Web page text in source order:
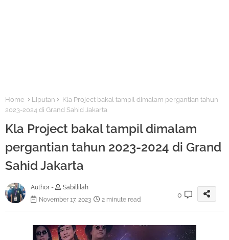
Home Liputan
Kla Project bakal tampil dimalam pergantian tahun
2023-2024 di Grand Sahid Jakarta
Kla Project bakal tampil dimalam
pergantian tahun 2023-2024 di Grand
Sahid Jakarta
Author -
Sabillilah
November 17, 2023
2 minute read
0